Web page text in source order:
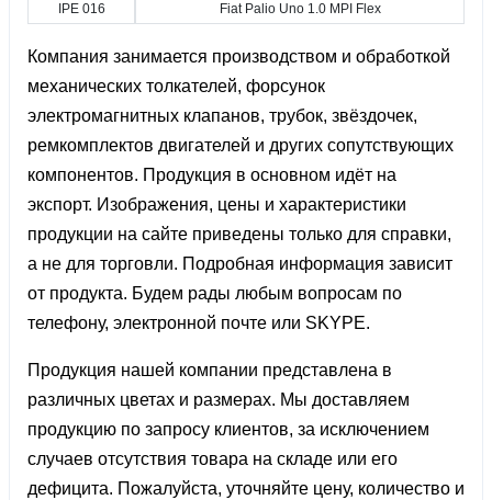
IPE 016
Fiat Palio Uno 1.0 MPI Flex
Компания занимается производством и обработкой
механических толкателей, форсунок
электромагнитных клапанов, трубок, звёздочек,
ремкомплектов двигателей и других сопутствующих
компонентов. Продукция в основном идёт на
экспорт. Изображения, цены и характеристики
продукции на сайте приведены только для справки,
а не для торговли. Подробная информация зависит
от продукта. Будем рады любым вопросам по
телефону, электронной почте или SKYPE.
Продукция нашей компании представлена ​​в
различных цветах и ​​размерах. Мы доставляем
продукцию по запросу клиентов, за исключением
случаев отсутствия товара на складе или его
дефицита. Пожалуйста, уточняйте цену, количество и